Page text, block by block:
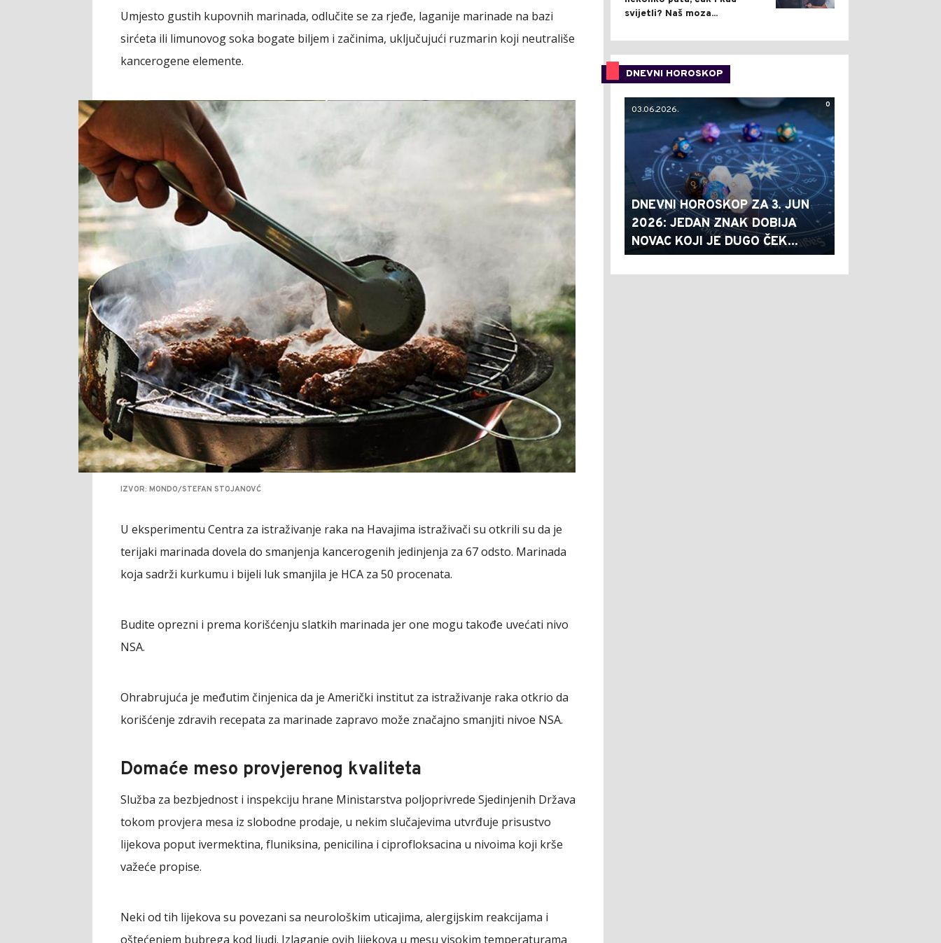
Umjesto gustih kupovnih marinada, odlučite se za rjeđe, laganije marinade na bazi
sirćeta ili limunovog soka bogate biljem i začinima, uključujući ruzmarin koji neutrališe
kancerogene elemente.
IZVOR: MONDO/STEFAN STOJANOVĆ
U eksperimentu Centra za istraživanje raka na Havajima istraživači su otkrili su da je
terijaki marinada dovela do smanjenja kancerogenih jedinjenja za 67 odsto. Marinada
koja sadrži kurkumu i bijeli luk smanjila je HCA za 50 procenata.
Budite oprezni i prema korišćenju slatkih marinada jer one mogu takođe uvećati nivo
NSA.
Ohrabrujuća je međutim činjenica da je Američki institut za istraživanje raka otkrio da
korišćenje zdravih recepata za marinade zapravo može značajno smanjiti nivoe NSA.
Domaće meso provjerenog kvaliteta
Služba za bezbjednost i inspekciju hrane Ministarstva poljoprivrede Sjedinjenih Država
tokom provjera mesa iz slobodne prodaje, u nekim slučajevima utvrđuje prisustvo
lijekova poput ivermektina, fluniksina, penicilina i ciprofloksacina u nivoima koji krše
važeće propise.
Neki od tih lijekova su povezani sa neurološkim uticajima, alergijskim reakcijama i
oštećenjem bubrega kod ljudi. Izlaganje ovih lijekova u mesu visokim temperaturama
svijetli? Naš moza...
DNEVNI HOROSKOP
0
03.06.2026.
DNEVNI HOROSKOP ZA 3. JUN
2026: JEDAN ZNAK DOBIJA
NOVAC KOJI JE DUGO ČEK...